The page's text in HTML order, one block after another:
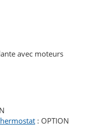
avec moteurs
: OPTION